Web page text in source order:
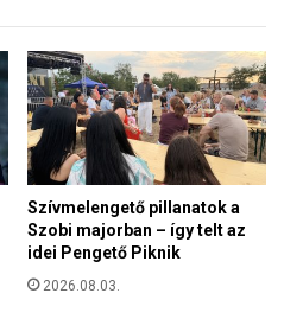
Szívmelengető pillanatok a
Szobi majorban – így telt az
idei Pengető Piknik
2026.08.03.